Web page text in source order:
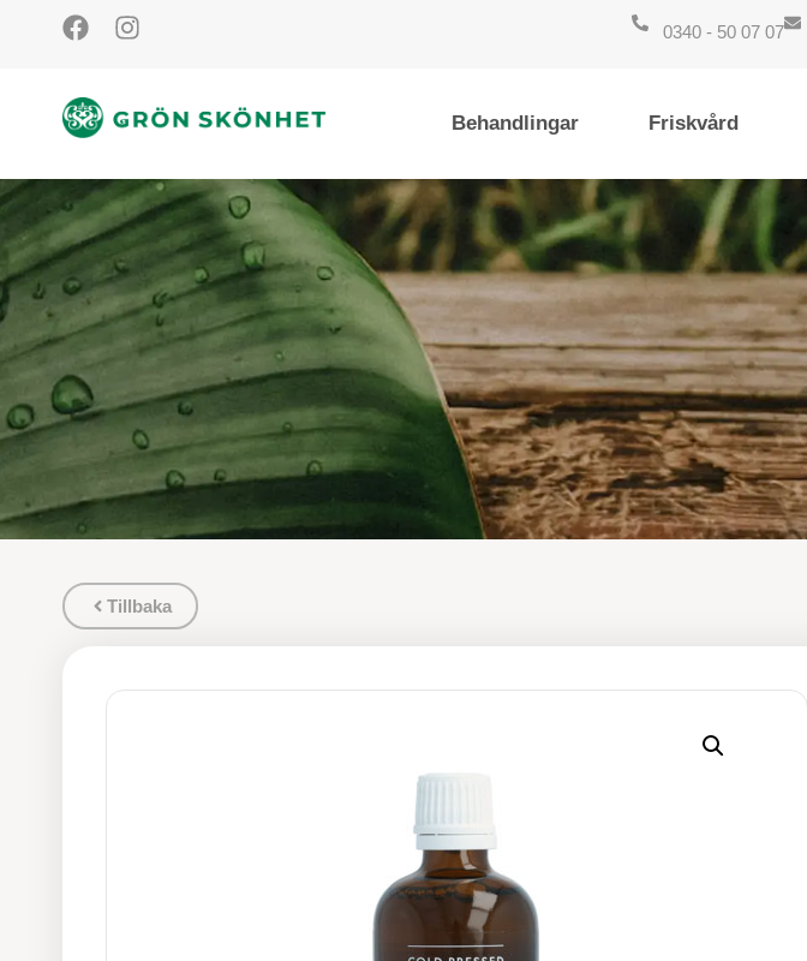
0340 - 50 07 07
Behandlingar Friskvård
Tillbaka